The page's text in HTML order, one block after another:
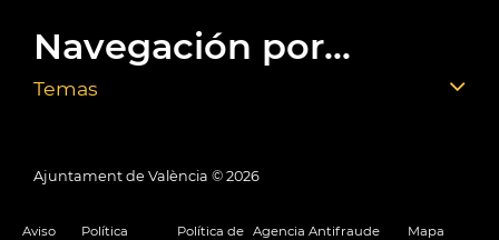
Navegación por...
Temas
Ajuntament de València © 2026
Aviso
Política
Política de Agencia Antifraude
Mapa